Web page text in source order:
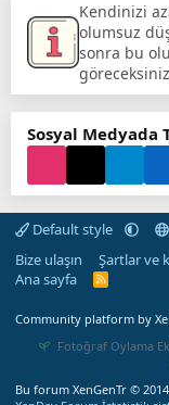
Kendinizi
olumsuz
sonra bu
Sosyal Medyada
Default style
Bize ulaşın
Şartlar ve
Ana sayfa
R
Community platform by
Fotoğraf Oylama
Bu forum XenGenTr ©